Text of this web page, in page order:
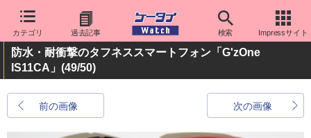
カテゴリ 過去記事 検索 Impressサイト
防水・耐衝撃のタフネススマートフォン「G'zOne
IS11CA」 (49/50)
前の画像 次の画像